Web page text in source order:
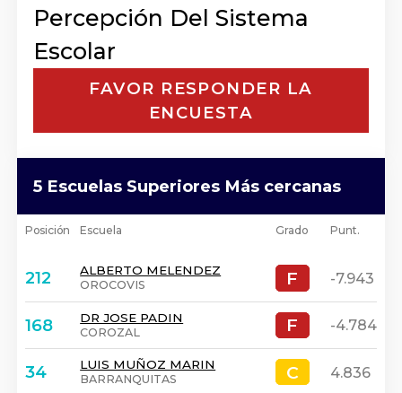
Percepción Del Sistema
Escolar
FAVOR RESPONDER LA
ENCUESTA
5 Escuelas Superiores Más cercanas
Posición Escuela Grado Punt.
212 ALBERTO MELENDEZ
OROCOVIS F
F -7.943
168 DR JOSE PADIN
COROZAL F
F -4.784
34 LUIS MUÑOZ MARIN
BARRANQUITAS C
C 4.836